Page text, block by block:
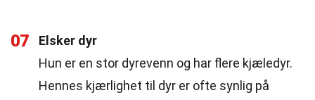
07
Elsker dyr
Hun er en stor dyrevenn og har flere kjæledyr.
Hennes kjærlighet til dyr er ofte synlig på